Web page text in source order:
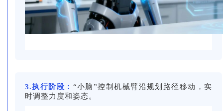
3.执行阶段： “小脑”控制机械臂沿规划路径移动，实
时调整力度和姿态。